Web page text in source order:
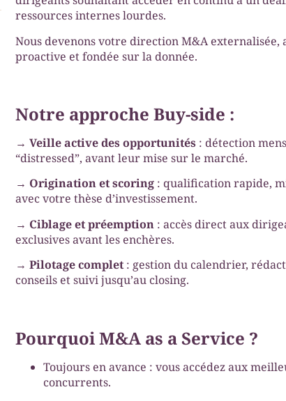
ressources internes lourdes.
Nous devenons votre direction M&A externalisée,
proactive et fondée sur la donnée.
Notre approche Buy-side :
→ Veille active des opportunités : détection
“distressed”, avant leur mise sur le marché.
→ Origination et scoring : qualification rapide,
avec votre thèse d’investissement.
→ Ciblage et préemption : accès direct aux
exclusives avant les enchères.
→ Pilotage complet: gestion du calendrier,
conseils et suivi jusqu’au closing.
Pourquoi M&A as a Service ?
Toujours en avance : vous accédez aux
concurrents.